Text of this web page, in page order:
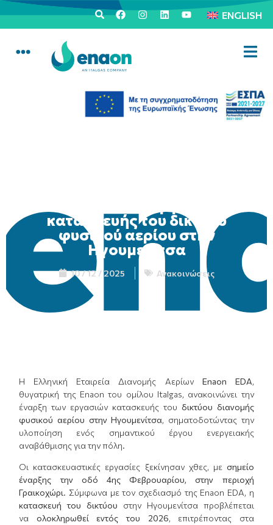
ENGLISH
κατασκευής του δικτύου
φυσικού αερίου στην
Ηγουμενίτσα
10 / 12 / 2025 Ανακοινώσεις
Η Ελληνική Εταιρεία Διανομής Αερίων Enaon EDA,
θυγατρική της Enaon του ομίλου Italgas, ανακοινώνει την
έναρξη των εργασιών κατασκευής του δικτύου διανομής
φυσικού αερίου στην Ηγουμενίτσα, σηματοδοτώντας την
υλοποίηση ενός σημαντικού έργου ενεργειακής
αναβάθμισης για την πόλη.
Οι κατασκευαστικές εργασίες ξεκίνησαν χθες, με σημείο
έναρξης την οδό 4ης Φεβρουαρίου, στην περιοχή
Γραικοχώρι. Σύμφωνα με τον σχεδιασμό της Enaon EDA, η
κατασκευή του δικτύου στην Ηγουμενίτσα προβλέπεται
να ολοκληρωθεί εντός του 2026, επιτρέποντας στα